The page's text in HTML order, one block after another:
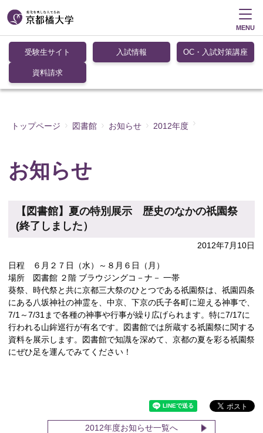
MENU
受験生サイト 入試情報 OC・入試対策講座
資料請求
トップページ 図書館 お知らせ 2012年度
お知らせ
【図書館】夏の特別展示 歴史のなかの祇園祭
(終了しました）
2012年7月10日
日程 ６月２７日（水）～８月６日（月）
場所 図書館 ２階 ブラウジングコ－ナ－ 一帯
葵祭、時代祭と共に京都三大祭のひとつである祇園祭は、祇園四条
にある八坂神社の神霊を、中京、下京の氏子各町に迎える神事で、
7/1～7/31まで各種の神事や行事が繰り広げられます。特に7/17に
行われる山鉾巡行が有名です。図書館では所蔵する祇園祭に関する
資料を展示します。図書館で知識を深めて、京都の夏を彩る祇園祭
にぜひ足を運んでみてください！
2012年度お知らせ一覧へ